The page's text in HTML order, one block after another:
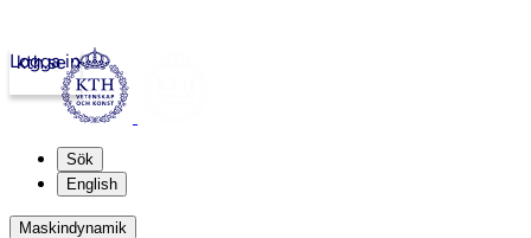
kth.se
Logga in
Sök
English
Maskindynamik